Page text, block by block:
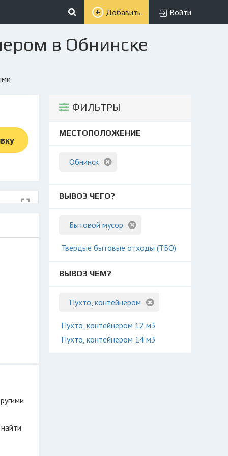
Добавить Войти
в Обнинске
ФИЛЬТРЫ
МЕСТОПОЛОЖЕНИЕ
Обнинск
ВЫВОЗ ЧЕГО?
Бытовой мусор
Твердые бытовые отходы (ТБО)
ВЫВОЗ ЧЕМ?
Пухто, контейнером
Пухто, контейнером 12 м3
Пухто, контейнером 14 м3